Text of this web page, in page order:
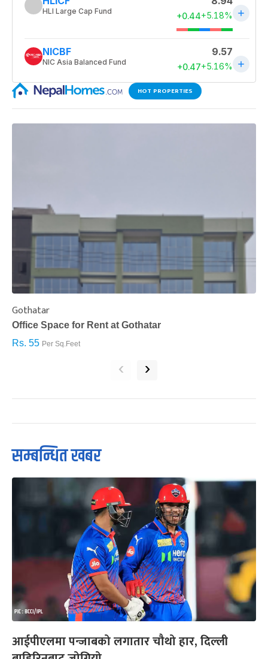
HOT PROPERTIES
Gothatar
Office Space for Rent at Gothatar
Rs. 55 Per Sq.Feet
‹ ›
सम्बन्धित खबर
आईपीएलमा पन्जाबको लगातार चौथो हार, दिल्ली